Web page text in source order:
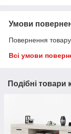
Умови
Повернення
Всі умови
Подібні товари